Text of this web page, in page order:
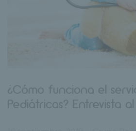
¿Cómo funciona el
Pediátricas? Entrevista